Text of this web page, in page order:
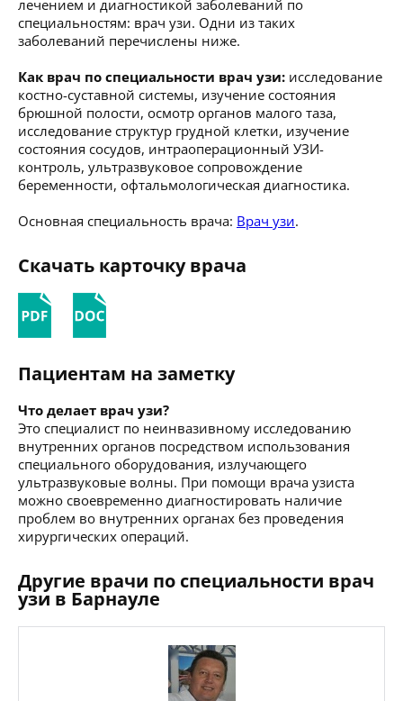
лечением и диагностикой заболеваний по
специальностям: врач узи. Одни из таких
заболеваний перечислены ниже.
Как врач по специальности врач узи: исследование
костно-суставной системы, изучение состояния
брюшной полости, осмотр органов малого таза,
исследование структур грудной клетки, изучение
состояния сосудов, интраоперационный УЗИ-
контроль, ультразвуковое сопровождение
беременности, офтальмологическая диагностика.
Основная специальность врача: Врач узи.
Скачать карточку врача
Пациентам на заметку
Что делает врач узи?
Это специалист по неинвазивному исследованию
внутренних органов посредством использования
специального оборудования, излучающего
ультразвуковые волны. При помощи врача узиста
можно своевременно диагностировать наличие
проблем во внутренних органах без проведения
хирургических операций.
Другие врачи по специальности врач
узи в Барнауле